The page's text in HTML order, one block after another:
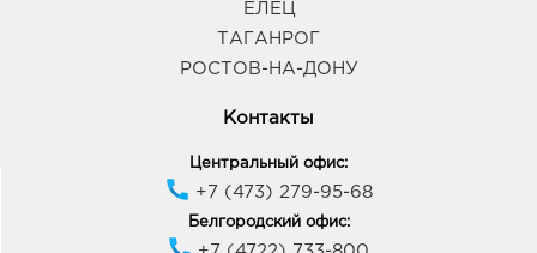
ЕЛЕЦ
ТАГАНРОГ
РОСТОВ-НА-ДОНУ
Контакты
Центральный офис:
+7 (473) 279-95-68
Белгородский офис: